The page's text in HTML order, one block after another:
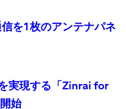
を1枚のアンテナパネ
実現する「Zinrai for
始